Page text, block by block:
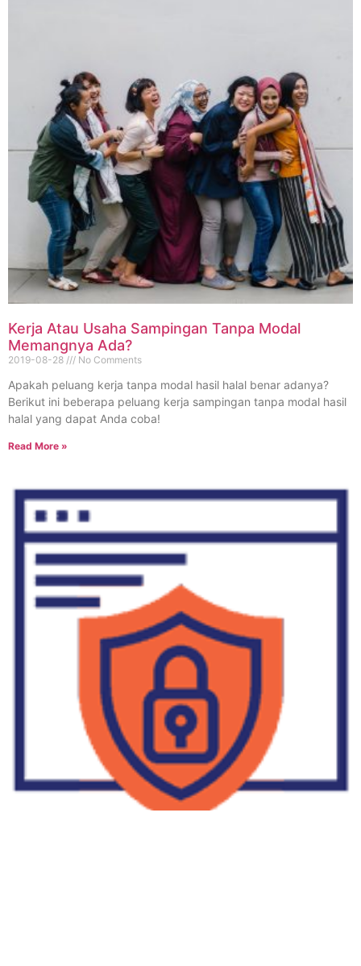
Kerja Atau Usaha Sampingan Tanpa Modal
Memangnya Ada?
2019-08-28 No Comments
Apakah peluang kerja tanpa modal hasil halal benar adanya?
Berikut ini beberapa peluang kerja sampingan tanpa modal hasil
halal yang dapat Anda coba!
Read More »